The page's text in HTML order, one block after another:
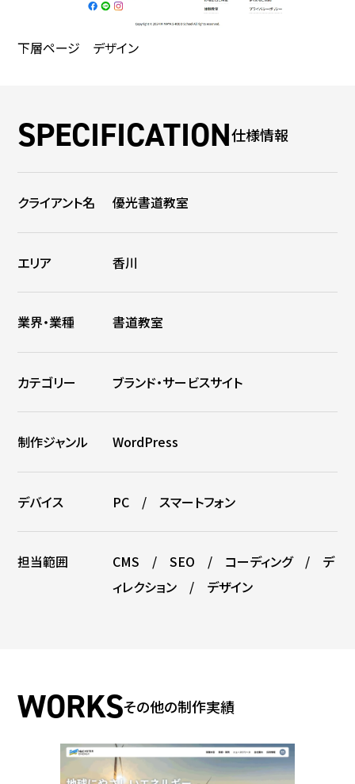
下層ページ デザイン
仕様情報
クライアント名 優光書道教室
エリア 香川
業界・業種 書道教室
カテゴリー ブランド・サービスサイト
制作ジャンル WordPress
デバイス PC / スマートフォン
担当範囲
CMS / SEO / コーディング / デ
ィレクション / デザイン
その他の制作実績